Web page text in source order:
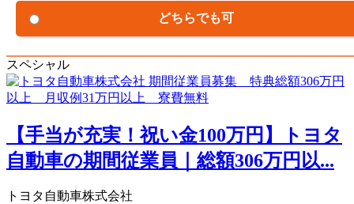
どちらでも可
スペシャル
【手当が充実！祝い金100万円】トヨタ
自動車の期間従業員｜総額306万円以...
トヨタ自動車株式会社